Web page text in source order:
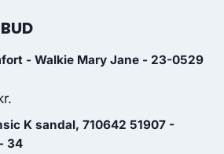
- Walkie Mary Jane - 23-0529
K sandal, 710642 51907 -
34